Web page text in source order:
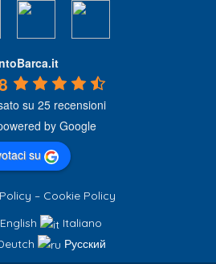
su 25 recensioni
su
– Cookie Policy
English
Italiano
Русский